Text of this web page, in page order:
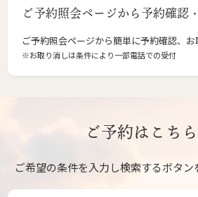
ご予約照会ページから予約確認
ご予約照会ページから簡単に予約確認、お
※お取り消しは条件により一部電話での受付
ご予約はこち
ご希望の条件を入力し検索するボタ